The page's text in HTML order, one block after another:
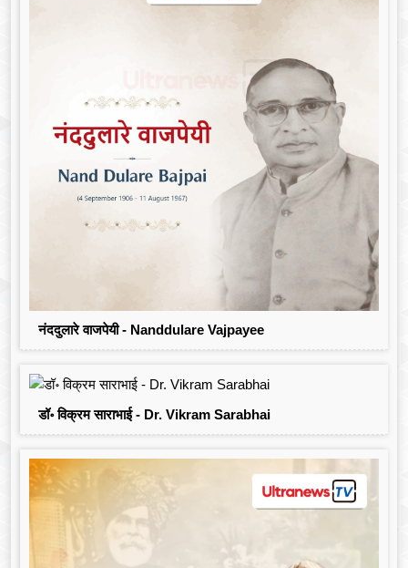
नंददुलारे वाजपेयी - Nanddulare Vajpayee
डॉ॰ विक्रम साराभाई - Dr. Vikram Sarabhai